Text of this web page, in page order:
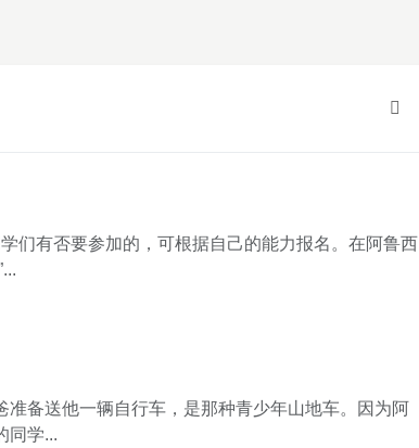
们有否要参加的，可根据自己的能力报名。在阿鲁西
备送他一辆自行车，是那种青少年山地车。因为阿
同学...